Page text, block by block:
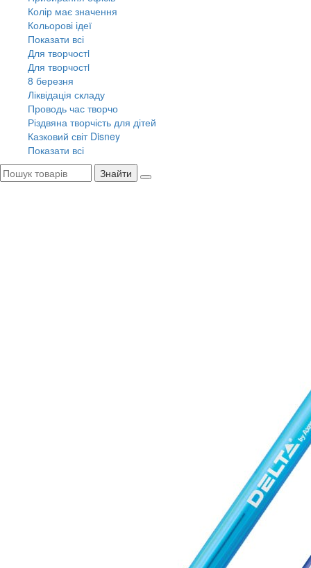
Колір має значення
Кольорові ідеї
Показати всі
Для творчостi
Для творчостi
8 березня
Ліквідація складу
Проводь час творчо
Різдвяна творчість для дітей
Казковий світ Disney
Показати всі
Знайти